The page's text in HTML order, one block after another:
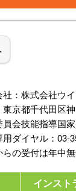
社：株式会社ウ
東京都千代田区
員会技能指導国
ダイヤル：03-
らの受付は年中
インスト